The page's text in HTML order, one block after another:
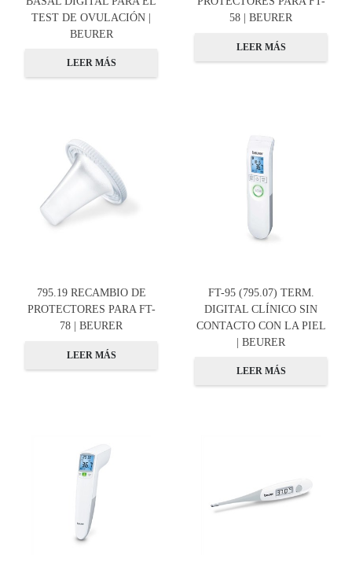
TEST DE OVULACIÓN |
BEURER
LEER MÁS
58 | BEURER
LEER MÁS
795.19 RECAMBIO DE
PROTECTORES PARA FT-
78 | BEURER
LEER MÁS
FT-95 (795.07) TERM.
DIGITAL CLÍNICO SIN
CONTACTO CON LA PIEL
| BEURER
LEER MÁS